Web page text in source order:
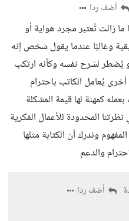
أضف ردا
زالت تُعتبر مجرد هواية أو
وغالبًا عندما يقول شخص إنه
يُضطر لشرح نفسه وكأنه ارتكب
يُعامل الكاتب باحترام
كمهنة لها قيمة المشكلة
المحدودة للأعمال الفكرية
وندرك أن الكتابة مثلها
والدعم
أضف ردا